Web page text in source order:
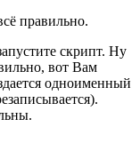
правильно.
скрипт. Ну
вот Вам
одноименный